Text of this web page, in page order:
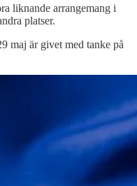
liknande arrangemang i
platser.
maj är givet med tanke på